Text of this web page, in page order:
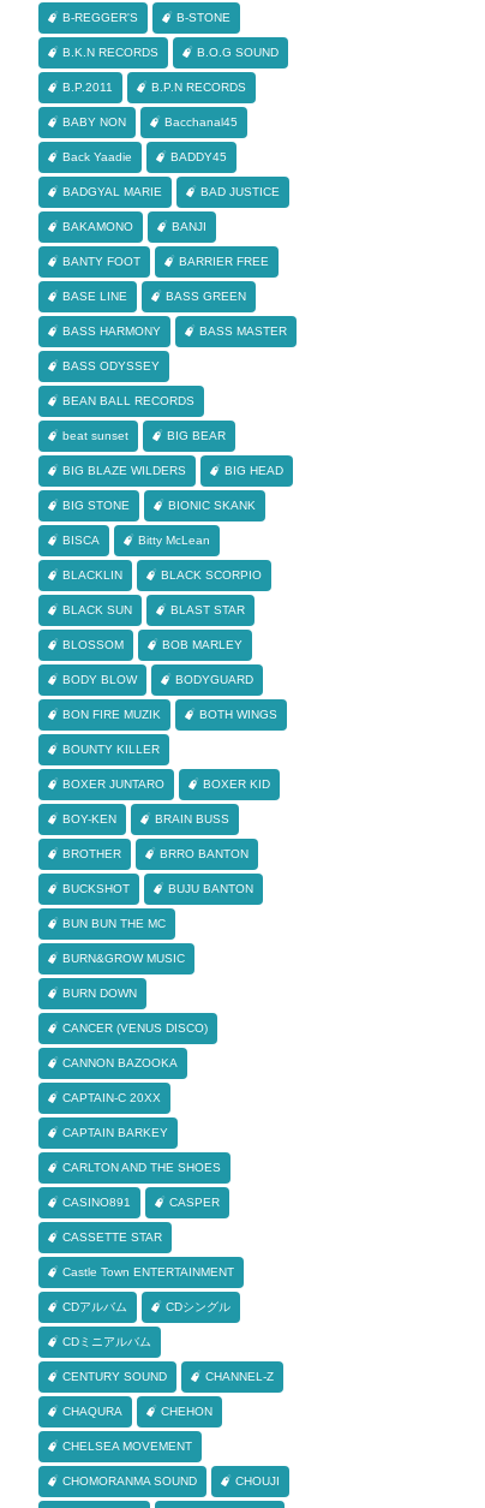
B-REGGER'S B-STONE
B.K.N RECORDS B.O.G SOUND
B.P.2011 B.P.N RECORDS
BABY NON Bacchanal45
Back Yaadie BADDY45
BADGYAL MARIE BAD JUSTICE
BAKAMONO BANJI
BANTY FOOT BARRIER FREE
BASE LINE BASS GREEN
BASS HARMONY BASS MASTER
BASS ODYSSEY
BEAN BALL RECORDS
beat sunset BIG BEAR
BIG BLAZE WILDERS BIG HEAD
BIG STONE BIONIC SKANK
BISCA Bitty McLean
BLACKLIN BLACK SCORPIO
BLACK SUN BLAST STAR
BLOSSOM BOB MARLEY
BODY BLOW BODYGUARD
BON FIRE MUZIK BOTH WINGS
BOUNTY KILLER
BOXER JUNTARO BOXER KID
BOY-KEN BRAIN BUSS
BROTHER BRRO BANTON
BUCKSHOT BUJU BANTON
BUN BUN THE MC
BURN&GROW MUSIC
BURN DOWN
CANCER (VENUS DISCO)
CANNON BAZOOKA
CAPTAIN-C 20XX
CAPTAIN BARKEY
CARLTON AND THE SHOES
CASINO891 CASPER
CASSETTE STAR
Castle Town ENTERTAINMENT
CDアルバム CDシングル
CDミニアルバム
CENTURY SOUND CHANNEL-Z
CHAQURA CHEHON
CHELSEA MOVEMENT
CHOMORANMA SOUND CHOUJI